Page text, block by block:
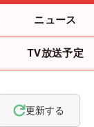
ニュース
TV放送予定
更新する